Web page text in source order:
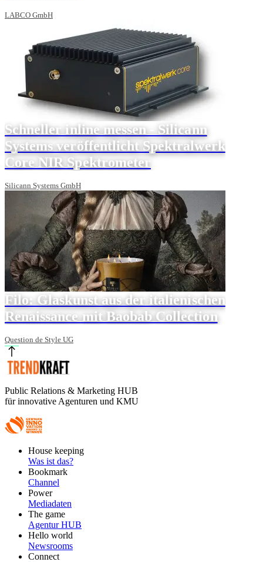
LABCO GmbH
Schneller inline messen - Silicann
Systems veröffentlicht Spektralwerk
Core NIR Spektrometer
Silicann Systems GmbH
Filo: Glaskunst aus der italienischen
Renaissance mit Baobab Collection
Question de Style UG
Public Relations & Marketing HUB
für innovative Agenturen und KMU
FooterHouse keeping
Was ist das?
Bookmark
Channel
Power
Mediadaten
The game
Agentur HUB
Hello world
Newsrooms
Connect